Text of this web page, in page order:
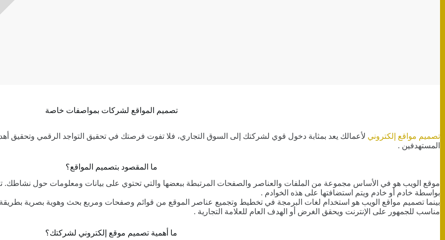
تصميم المواقع لشركات بمواصفات خاصة
تصميم مواقع إلكتروني لأعمالك يعد بمثابة دخول قوي لشركتك إلى السوق التجاري، فلا تفوت فرصتك في تحقيق التواجد الرقمي وتحقيق
المستهدفين .
ما المقصود بتصميم المواقع؟
موقع الويب هو في الأساس مجموعة من الملفات والعناصر والصفحات المرتبطة ببعضها والتي تحتوي على بيانات ومعلومات حول
بواسطة خادم أو خادم ويتم استضافتها على هذه الخوادم .
بينما تصميم مواقع الويب هو استخدام لغات البرمجة في تخطيط وتجميع عناصر الموقع من قوائم وصفحات ومربع بحث وهوية بصرية
مناسب للجمهور على الإنترنت ويحقق الغرض أو الهدف العام للعلامة التجارية .
ما أهمية تصميم موقع إلكتروني لشركتك؟